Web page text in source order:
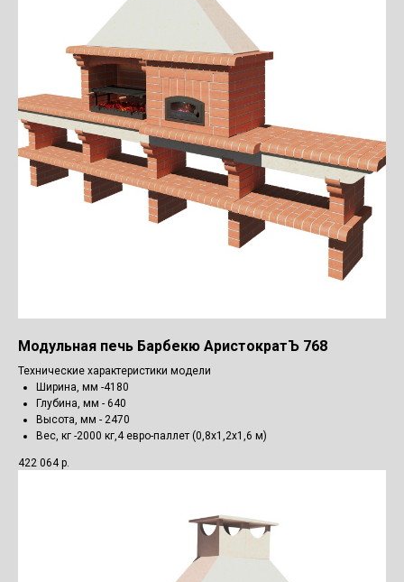
Модульная печь Барбекю АристократЪ 768
Технические характеристики модели
Ширина, мм -4180
Глубина, мм - 640
Высота, мм - 2470
Вес, кг -2000 кг,4 евро-паллет (0,8х1,2х1,6 м)
422 064 р.